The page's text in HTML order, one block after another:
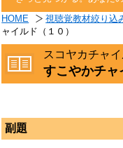
HOME 視聴覚教材絞り込
ャイルド（１０）
スコヤカチャ
すこやかチャ
副題